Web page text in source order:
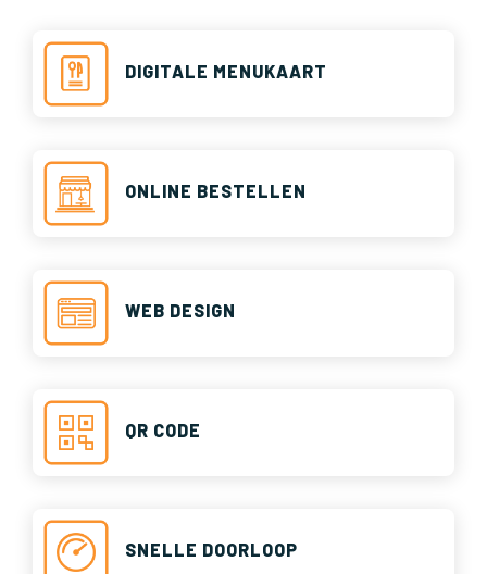
DIGITALE MENUKAART
ONLINE BESTELLEN
WEB DESIGN
QR CODE
SNELLE DOORLOOP